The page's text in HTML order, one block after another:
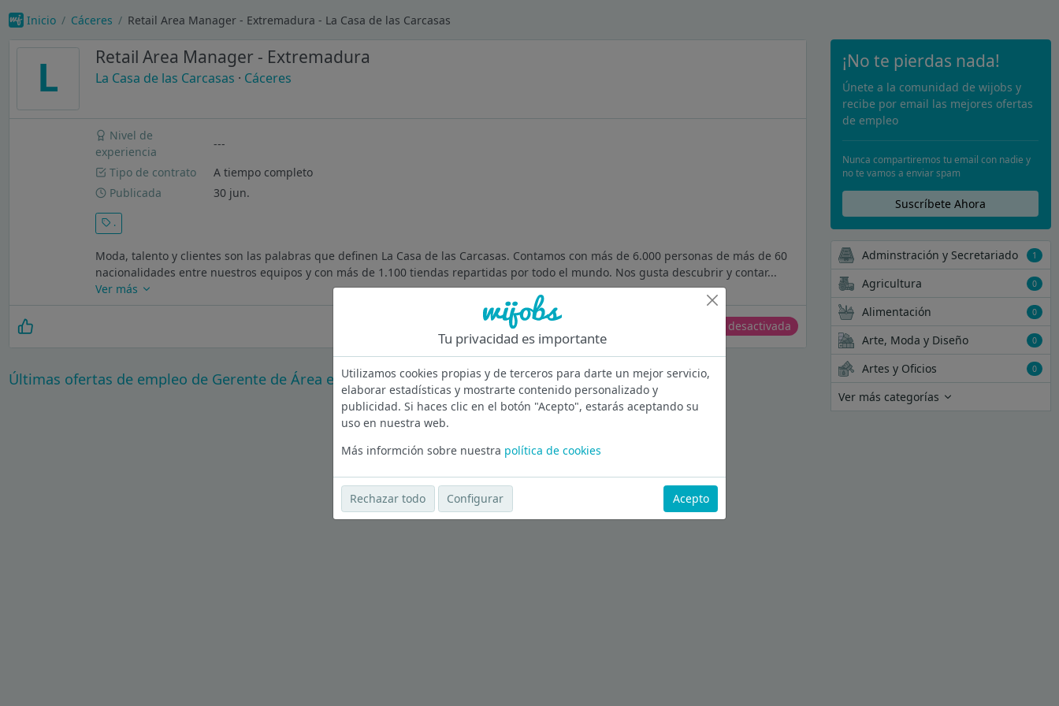
Inicio Cáceres Retail Area Manager - Extremadura - La Casa de las Carcasas
L Retail Area Manager - Extremadura
La Casa de las Carcasas · Cáceres
Nivel de
experiencia
---
Tipo de contrato
A tiempo completo
Publicada
30 jun.
.
Moda, talento y clientes son las palabras que definen La Casa de las Carcasas. Contamos con más de 6.000 personas de más de 60
nacionalidades entre nuestros equipos y con más de 1.100 tiendas repartidas por todo el mundo. Nos gusta descubrir y contar...
Ver más
Oferta desactivada
Últimas ofertas de empleo de Gerente de Área en Cáceres
Ver más ofertas
¡No te pierdas nada!
Únete a la comunidad de wijobs y
recibe por email las mejores ofertas
de empleo
Nunca compartiremos tu email con nadie y
no te vamos a enviar spam
Suscríbete Ahora
Adminstración y Secretariado 1
Agricultura 0
Alimentación 0
Arte, Moda y Diseño 0
Artes y Oficios 0
Ver más categorías
Tu privacidad es importante
Utilizamos cookies propias y de terceros para darte un mejor servicio,
elaborar estadísticas y mostrarte contenido personalizado y
publicidad. Si haces clic en el botón "Acepto", estarás aceptando su
uso en nuestra web.
Más informción sobre nuestra política de cookies
Rechazar todo Configurar Acepto